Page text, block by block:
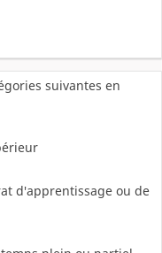
suivantes en
d'apprentissage ou de